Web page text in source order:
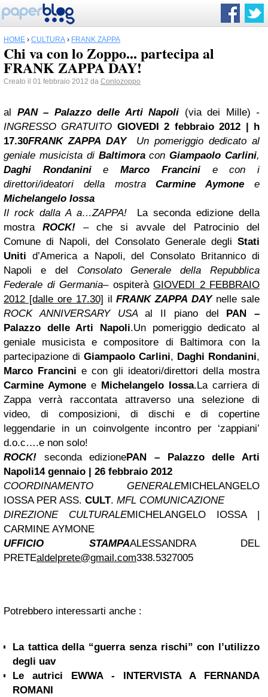
HOME › CULTURA › FRANK ZAPPA
Chi va con lo Zoppo... partecipa al
FRANK ZAPPA DAY!
Creato il 01 febbraio 2012 da Conlozoppo
al PAN – Palazzo delle Arti Napoli (via dei Mille) -
INGRESSO GRATUITO GIOVEDI 2 febbraio 2012 | h
17.30FRANK ZAPPADAY
Un pomeriggio dedicato al
geniale musicista di BaltimoraconGiampaolo Carlini,
Daghi RondaninieMarco Francinie con i
direttori/ideatori della mostraCarmine Aymone e
Michelangelo Iossa
Il rock dalla A a…ZAPPA!
La seconda edizione della
mostra ROCK! – che si avvale del Patrocinio del
Comune di Napoli, del Consolato Generale degli Stati
Uniti d’America a Napoli, del Consolato Britannico di
Napoli e del Consolato Generale della Repubblica
Federale di Germania– ospiterà GIOVEDI 2 FEBBRAIO
2012 [dalle ore 17.30] ilFRANK ZAPPA DAYnelle sale
ROCK ANNIVERSARY USAal II piano del PAN –
Palazzo delle Arti Napoli.Un pomeriggio dedicato al
geniale musicista e compositore di Baltimora con la
partecipazione di Giampaolo Carlini, Daghi Rondanini,
Marco Francini e con gli ideatori/direttori della mostra
Carmine Aymone e Michelangelo Iossa.La carriera di
Zappa verrà raccontata attraverso una selezione di
video, di composizioni, di dischi e di copertine
leggendarie in un coinvolgente incontro per ‘zappiani’
d.o.c….e non solo!
ROCK! seconda edizionePAN – Palazzo delle Arti
Napoli14 gennaio | 26 febbraio 2012
COORDINAMENTO GENERALEMICHELANGELO
IOSSA PER ASS. CULT. MFL COMUNICAZIONE
DIREZIONE CULTURALEMICHELANGELO IOSSA |
CARMINE AYMONE
UFFICIO STAMPAALESSANDRA DEL
PRETEaldelprete@gmail.com338.5327005
Potrebbero interessarti anche :
La tattica della “guerra senza rischi” con l’utilizzo
degli uav
Le autrici EWWA - INTERVISTA A FERNANDA
ROMANI